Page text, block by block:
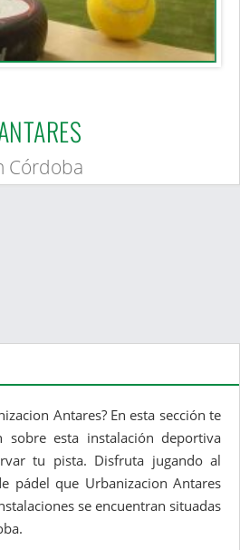
Córdoba
Antares? En esta sección te
sobre esta instalación deportiva
tu pista. Disfruta jugando al
pádel que Urbanizacion Antares
se encuentran situadas